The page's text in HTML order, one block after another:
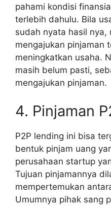
pahami kondisi
terlebih dahulu. Bila
sudah nyata hasil nya,
mengajukan pinjaman
meningkatkan usaha.
masih belum pasti,
mengajukan pinjaman.
4. Pinjaman
P2P lending ini bisa
bentuk pinjam uang
perusahaan startup
Tujuan pinjamannya
mempertemukan
Umumnya pihak sang